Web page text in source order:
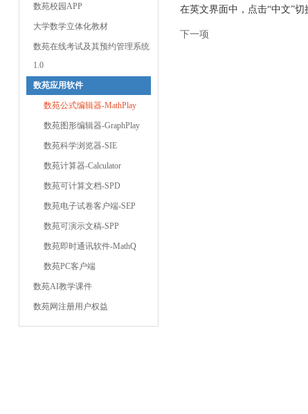
数苑校园APP
大学数学立体化教材
数苑在线考试及其预约管理系统
1.0
数苑应用软件
数苑公式编辑器-MathPlay
数苑图形编辑器-GraphPlay
数苑科学浏览器-SIE
数苑计算器-Calculator
数苑可计算文档-SPD
数苑电子试卷客户端-SEP
数苑可演示文稿-SPP
数苑即时通讯软件-MathQ
数苑PC客户端
数苑AI教学课件
数苑网注册用户权益
在英文界面中，点击“中文”切
下一项